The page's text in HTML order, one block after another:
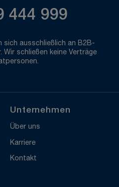
444 999
sich ausschließlich an B2B-
Wir schließen keine Verträge
Unternehmen
Über uns
Karriere
Kontakt